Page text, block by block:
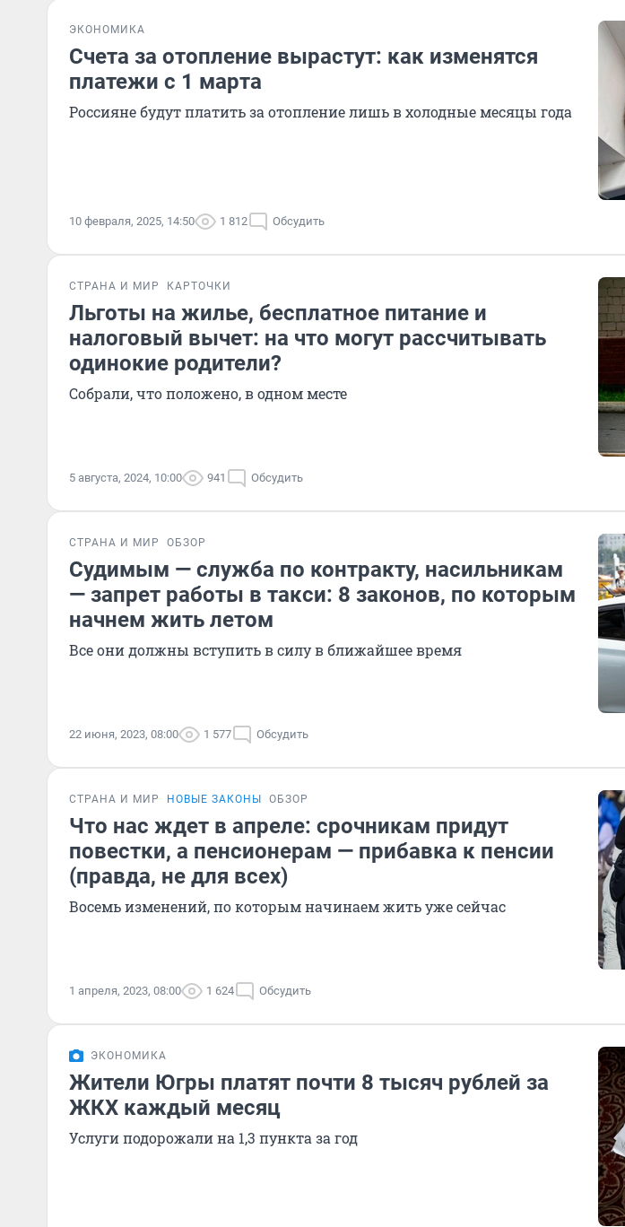
ЭКОНОМИКА
Счета за отопление вырастут: как изменятся
платежи с 1 марта
Россияне будут платить за отопление лишь в холодные месяцы года
10 февраля, 2025, 14:50 1 812 Обсудить
СТРАНА И МИР КАРТОЧКИ
Льготы на жилье, бесплатное питание и
налоговый вычет: на что могут рассчитывать
одинокие родители?
Собрали, что положено, в одном месте
5 августа, 2024, 10:00 941 Обсудить
СТРАНА И МИР ОБЗОР
Судимым — служба по контракту, насильникам
— запрет работы в такси: 8 законов, по которым
начнем жить летом
Все они должны вступить в силу в ближайшее время
22 июня, 2023, 08:00 1 577 Обсудить
СТРАНА И МИР НОВЫЕ ЗАКОНЫ ОБЗОР
Что нас ждет в апреле: срочникам придут
повестки, а пенсионерам — прибавка к пенсии
(правда, не для всех)
Восемь изменений, по которым начинаем жить уже сейчас
1 апреля, 2023, 08:00 1 624 Обсудить
ЭКОНОМИКА
Жители Югры платят почти 8 тысяч рублей за
ЖКХ каждый месяц
Услуги подорожали на 1,3 пункта за год